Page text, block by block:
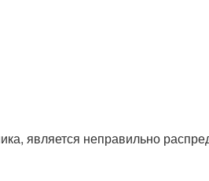
является неправильно